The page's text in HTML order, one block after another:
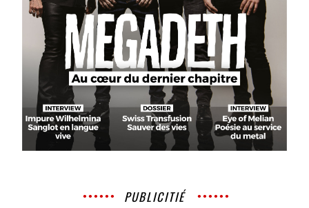
PUBLICITIÉ